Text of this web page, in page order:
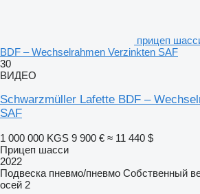
прицеп
BDF – Wechselrahmen Verzinkten SAF
30
ВИДЕО
Schwarzmüller Lafette BDF –
SAF
1 000 000 KGS 9 900 € ≈ 11 440 $
Прицеп шасси
2022
Подвеска пневмо/пневмо Собственный
осей 2